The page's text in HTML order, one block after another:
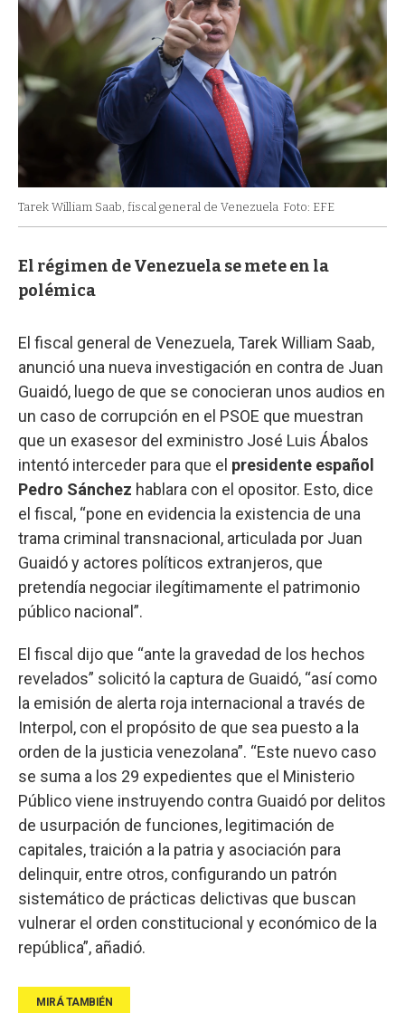
Tarek William Saab, fiscal general de Venezuela Foto: EFE
El régimen de Venezuela se mete en la
polémica
El fiscal general de Venezuela, Tarek William Saab,
anunció una nueva investigación en contra de Juan
Guaidó, luego de que se conocieran unos audios en
un caso de corrupción en el PSOE que muestran
que un exasesor del exministro José Luis Ábalos
intentó interceder para que el presidente español
Pedro Sánchez hablara con el opositor. Esto, dice
el fiscal, “pone en evidencia la existencia de una
trama criminal transnacional, articulada por Juan
Guaidó y actores políticos extranjeros, que
pretendía negociar ilegítimamente el patrimonio
público nacional”.
El fiscal dijo que “ante la gravedad de los hechos
revelados” solicitó la captura de Guaidó, “así como
la emisión de alerta roja internacional a través de
Interpol, con el propósito de que sea puesto a la
orden de la justicia venezolana”. “Este nuevo caso
se suma a los 29 expedientes que el Ministerio
Público viene instruyendo contra Guaidó por delitos
de usurpación de funciones, legitimación de
capitales, traición a la patria y asociación para
delinquir, entre otros, configurando un patrón
sistemático de prácticas delictivas que buscan
vulnerar el orden constitucional y económico de la
república”, añadió.